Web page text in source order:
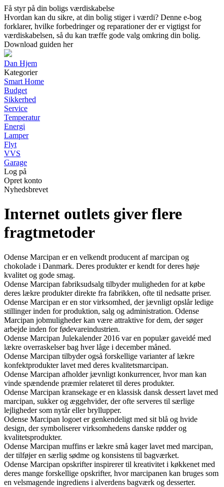
Få styr på din boligs værdiskabelse
Hvordan kan du sikre, at din bolig stiger i værdi? Denne e-bog
forklarer, hvilke forbedringer og reparationer der er vigtigst for
værdiskabelsen, så du kan træffe gode valg omkring din bolig.
Download guiden her
Dan Hjem
Kategorier
Smart Home
Budget
Sikkerhed
Service
Temperatur
Energi
Lamper
Flyt
VVS
Garage
Log på
Opret konto
Nyhedsbrevet
Internet outlets giver flere
fragtmetoder
Odense Marcipan er en velkendt producent af marcipan og
chokolade i Danmark. Deres produkter er kendt for deres høje
kvalitet og gode smag.
Odense Marcipan fabriksudsalg tilbyder muligheden for at købe
deres lækre produkter direkte fra fabrikken, ofte til nedsatte priser.
Odense Marcipan er en stor virksomhed, der jævnligt opslår ledige
stillinger inden for produktion, salg og administration. Odense
Marcipan jobmuligheder kan være attraktive for dem, der søger
arbejde inden for fødevareindustrien.
Odense Marcipan Julekalender 2016 var en populær gaveidé med
lækre overraskelser bag hver låge i december måned.
Odense Marcipan tilbyder også forskellige varianter af lækre
konfektprodukter lavet med deres kvalitetsmarcipan.
Odense Marcipan afholder jævnligt konkurrencer, hvor man kan
vinde spændende præmier relateret til deres produkter.
Odense Marcipan kransekage er en klassisk dansk dessert lavet med
marcipan, sukker og æggehvider, der ofte serveres til særlige
lejligheder som nytår eller bryllupper.
Odense Marcipan logoet er genkendeligt med sit blå og hvide
design, der symboliserer virksomhedens danske rødder og
kvalitetsprodukter.
Odense Marcipan muffins er lækre små kager lavet med marcipan,
der tilføjer en særlig sødme og konsistens til bagværket.
Odense Marcipan opskrifter inspirerer til kreativitet i køkkenet med
deres mange forskellige opskrifter, hvor marcipanen kan bruges som
en velsmagende ingrediens i alverdens bagværk og desserter.